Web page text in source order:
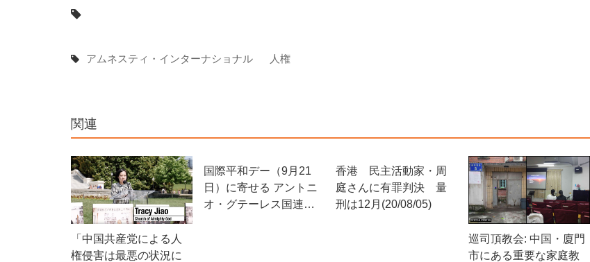
アムネスティ・インターナショナル 人権
関連
「中国共産党による人
権侵害は最悪の状況に
国際平和デー（9月21
日）に寄せる アントニ
オ・グテーレス国連事
香港 民主活動家・周
庭さんに有罪判決 量
刑は12月(20/08/05)
巡司頂教会: 中国・廈門
市にある重要な家庭教